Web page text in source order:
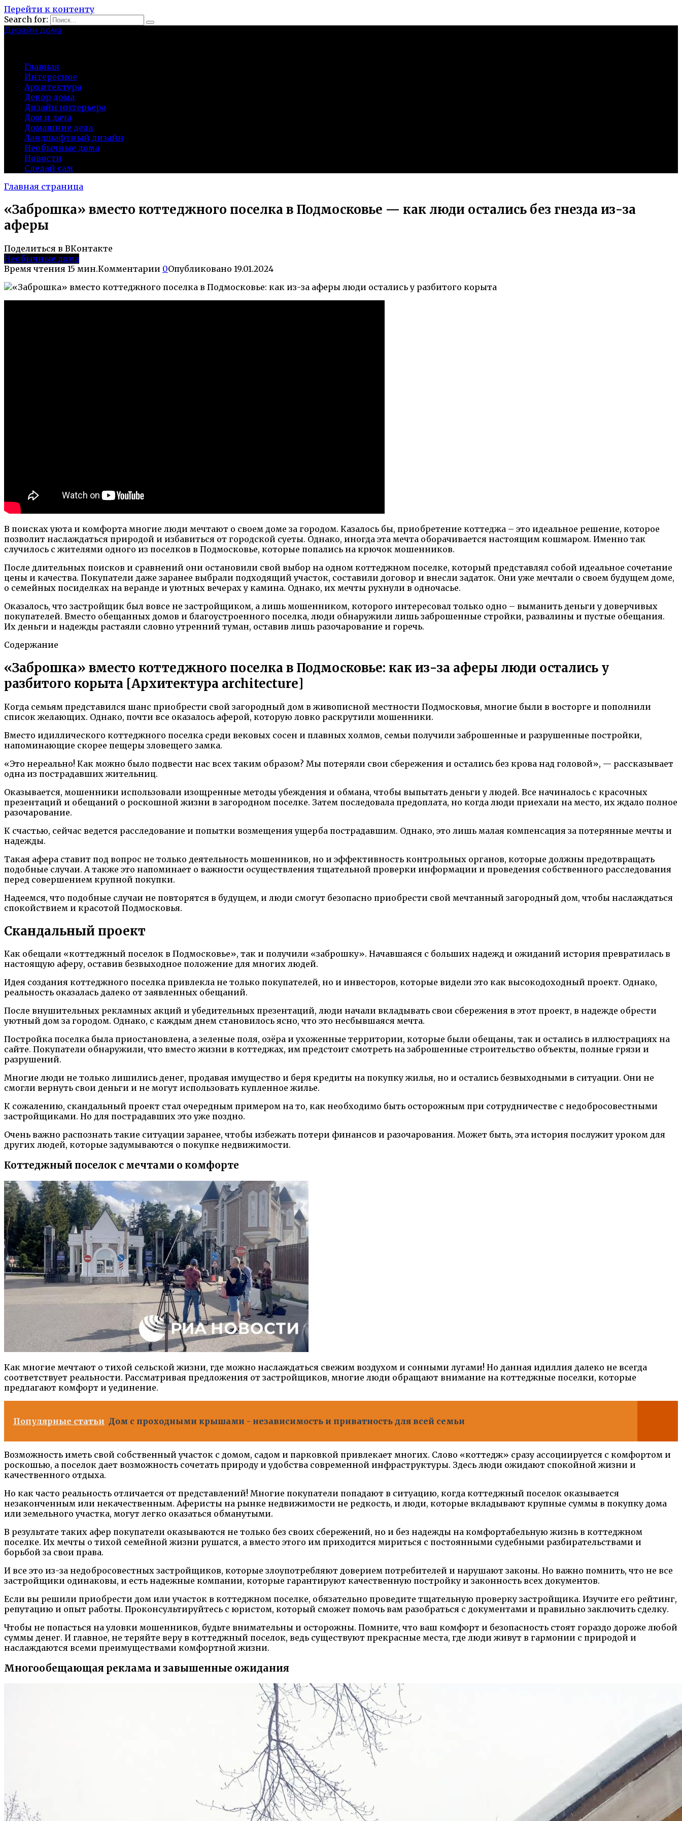
Перейти к контенту
Search for:
Дизайн дома
Главная
Интересное
Архитектура
Декор дома
Дизайн интерьера
Дом и дача
Домашние дела
Ландшафтный дизайн
Необычные дома
Новости
Сделай сам
Главная страница
«Заброшка» вместо коттеджного поселка в Подмосковье — как люди остались без гнезда из-за
аферы
Поделиться в ВКонтакте
Необычные дома
Время чтения 15 мин.Комментарии 0Опубликовано 19.01.2024
В поисках уюта и комфорта многие люди мечтают о своем доме за городом. Казалось бы, приобретение коттеджа – это идеальное решение, которое
позволит наслаждаться природой и избавиться от городской суеты. Однако, иногда эта мечта оборачивается настоящим кошмаром. Именно так
случилось с жителями одного из поселков в Подмосковье, которые попались на крючок мошенников.
После длительных поисков и сравнений они остановили свой выбор на одном коттеджном поселке, который представлял собой идеальное сочетание
цены и качества. Покупатели даже заранее выбрали подходящий участок, составили договор и внесли задаток. Они уже мечтали о своем будущем доме,
о семейных посиделках на веранде и уютных вечерах у камина. Однако, их мечты рухнули в одночасье.
Оказалось, что застройщик был вовсе не застройщиком, а лишь мошенником, которого интересовал только одно – выманить деньги у доверчивых
покупателей. Вместо обещанных домов и благоустроенного поселка, люди обнаружили лишь заброшенные стройки, развалины и пустые обещания.
Их деньги и надежды растаяли словно утренний туман, оставив лишь разочарование и горечь.
Содержание
«Заброшка» вместо коттеджного поселка в Подмосковье: как из-за аферы люди остались у
разбитого корыта [Архитектура architecture]
Когда семьям представился шанс приобрести свой загородный дом в живописной местности Подмосковья, многие были в восторге и пополнили
список желающих. Однако, почти все оказалось аферой, которую ловко раскрутили мошенники.
Вместо идиллического коттеджного поселка среди вековых сосен и плавных холмов, семьи получили заброшенные и разрушенные постройки,
напоминающие скорее пещеры зловещего замка.
«Это нереально! Как можно было подвести нас всех таким образом? Мы потеряли свои сбережения и остались без крова над головой», — рассказывает
одна из пострадавших жительниц.
Оказывается, мошенники использовали изощренные методы убеждения и обмана, чтобы выпытать деньги у людей. Все начиналось с красочных
презентаций и обещаний о роскошной жизни в загородном поселке. Затем последовала предоплата, но когда люди приехали на место, их ждало полное
разочарование.
К счастью, сейчас ведется расследование и попытки возмещения ущерба пострадавшим. Однако, это лишь малая компенсация за потерянные мечты и
надежды.
Такая афера ставит под вопрос не только деятельность мошенников, но и эффективность контрольных органов, которые должны предотвращать
подобные случаи. А также это напоминает о важности осуществления тщательной проверки информации и проведения собственного расследования
перед совершением крупной покупки.
Надеемся, что подобные случаи не повторятся в будущем, и люди смогут безопасно приобрести свой мечтанный загородный дом, чтобы наслаждаться
спокойствием и красотой Подмосковья.
Скандальный проект
Как обещали «коттеджный поселок в Подмосковье», так и получили «заброшку». Начавшаяся с больших надежд и ожиданий история превратилась в
настоящую аферу, оставив безвыходное положение для многих людей.
Идея создания коттеджного поселка привлекла не только покупателей, но и инвесторов, которые видели это как высокодоходный проект. Однако,
реальность оказалась далеко от заявленных обещаний.
После внушительных рекламных акций и убедительных презентаций, люди начали вкладывать свои сбережения в этот проект, в надежде обрести
уютный дом за городом. Однако, с каждым днем становилось ясно, что это несбывшаяся мечта.
Постройка поселка была приостановлена, а зеленые поля, озёра и ухоженные территории, которые были обещаны, так и остались в иллюстрациях на
сайте. Покупатели обнаружили, что вместо жизни в коттеджах, им предстоит смотреть на заброшенные строительство объекты, полные грязи и
разрушений.
Многие люди не только лишились денег, продавая имущество и беря кредиты на покупку жилья, но и остались безвыходными в ситуации. Они не
смогли вернуть свои деньги и не могут использовать купленное жилье.
К сожалению, скандальный проект стал очередным примером на то, как необходимо быть осторожным при сотрудничестве с недобросовестными
застройщиками. Но для пострадавших это уже поздно.
Очень важно распознать такие ситуации заранее, чтобы избежать потери финансов и разочарования. Может быть, эта история послужит уроком для
других людей, которые задумываются о покупке недвижимости.
Коттеджный поселок с мечтами о комфорте
Как многие мечтают о тихой сельской жизни, где можно наслаждаться свежим воздухом и сонными лугами! Но данная идиллия далеко не всегда
соответствует реальности. Рассматривая предложения от застройщиков, многие люди обращают внимание на коттеджные поселки, которые
предлагают комфорт и уединение.
Популярные статьи Дом с проходными крышами - независимость и приватность для всей семьи
Возможность иметь свой собственный участок с домом, садом и парковкой привлекает многих. Слово «коттедж» сразу ассоциируется с комфортом и
роскошью, а поселок дает возможность сочетать природу и удобства современной инфраструктуры. Здесь люди ожидают спокойной жизни и
качественного отдыха.
Но как часто реальность отличается от представлений! Многие покупатели попадают в ситуацию, когда коттеджный поселок оказывается
незаконченным или некачественным. Аферисты на рынке недвижимости не редкость, и люди, которые вкладывают крупные суммы в покупку дома
или земельного участка, могут легко оказаться обманутыми.
В результате таких афер покупатели оказываются не только без своих сбережений, но и без надежды на комфортабельную жизнь в коттеджном
поселке. Их мечты о тихой семейной жизни рушатся, а вместо этого им приходится мириться с постоянными судебными разбирательствами и
борьбой за свои права.
И все это из-за недобросовестных застройщиков, которые злоупотребляют доверием потребителей и нарушают законы. Но важно помнить, что не все
застройщики одинаковы, и есть надежные компании, которые гарантируют качественную постройку и законность всех документов.
Если вы решили приобрести дом или участок в коттеджном поселке, обязательно проведите тщательную проверку застройщика. Изучите его рейтинг,
репутацию и опыт работы. Проконсультируйтесь с юристом, который сможет помочь вам разобраться с документами и правильно заключить сделку.
Чтобы не попасться на уловки мошенников, будьте внимательны и осторожны. Помните, что ваш комфорт и безопасность стоят гораздо дороже любой
суммы денег. И главное, не теряйте веру в коттеджный поселок, ведь существуют прекрасные места, где люди живут в гармонии с природой и
наслаждаются всеми преимуществами комфортной жизни.
Многообещающая реклама и завышенные ожидания